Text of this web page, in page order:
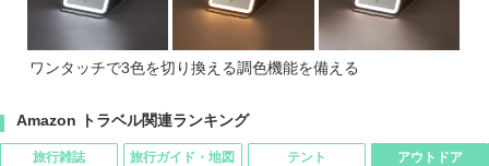
ワンタッチで3色を切り換える調色機能を備える
Amazon トラベル関連ランキング
旅行雑誌 旅行ガイド・地図 テント アウトドア